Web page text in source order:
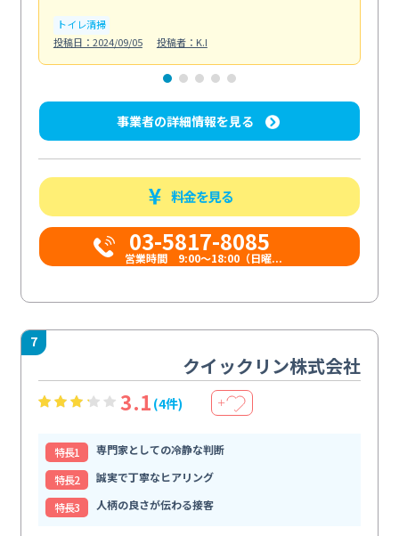
トイレ清掃
投稿日：2024/09/05
投稿者：K.I
事業者の詳細情報を見る
料金を見る
03-5817-8085
営業時間 9:00～18:00（日曜...
7
クイックリン株式会社
3.1 (4件) ＋
特⻑1
専門家としての冷静な判断
特⻑2
誠実で丁寧なヒアリング
特⻑3
人柄の良さが伝わる接客